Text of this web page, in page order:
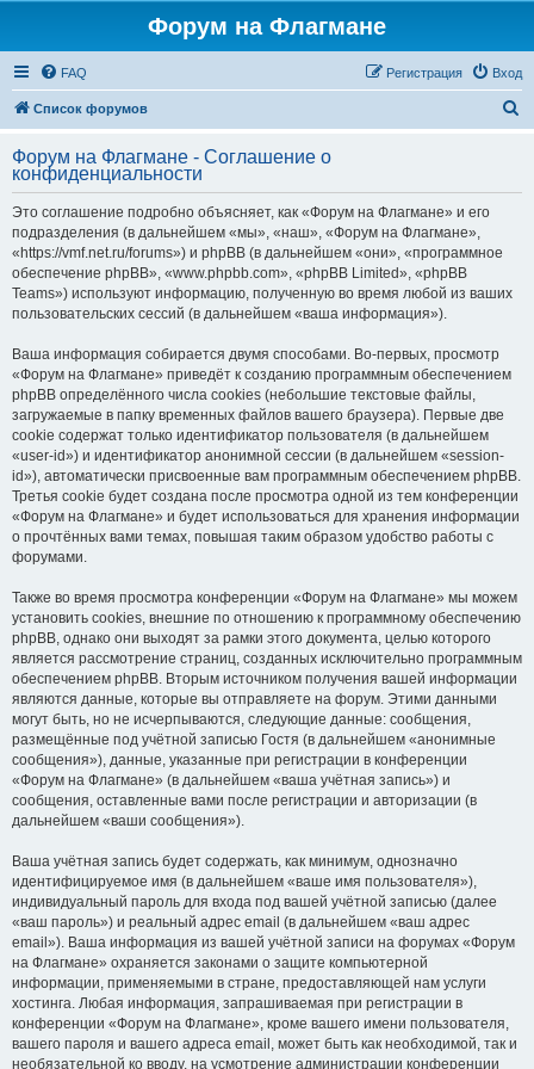
Форум на Флагмане
FAQ Вход
Регистрация
Список форумов
с
Форум на Флагмане - Соглашение о
конфиденциальности
Это соглашение подробно объясняет, как «Форум на Флагмане» и его
подразделения (в дальнейшем «мы», «наш», «Форум на Флагмане»,
«https://vmf.net.ru/forums») и phpBB (в дальнейшем «они», «программное
обеспечение phpBB», «www.phpbb.com», «phpBB Limited», «phpBB
Teams») используют информацию, полученную во время любой из ваших
пользовательских сессий (в дальнейшем «ваша информация»).
Ваша информация собирается двумя способами. Во-первых, просмотр
«Форум на Флагмане» приведёт к созданию программным обеспечением
phpBB определённого числа cookies (небольшие текстовые файлы,
загружаемые в папку временных файлов вашего браузера). Первые две
cookie содержат только идентификатор пользователя (в дальнейшем
«user-id») и идентификатор анонимной сессии (в дальнейшем «session-
id»), автоматически присвоенные вам программным обеспечением phpBB.
Третья cookie будет создана после просмотра одной из тем конференции
«Форум на Флагмане» и будет использоваться для хранения информации
о прочтённых вами темах, повышая таким образом удобство работы с
форумами.
Также во время просмотра конференции «Форум на Флагмане» мы можем
установить cookies, внешние по отношению к программному обеспечению
phpBB, однако они выходят за рамки этого документа, целью которого
является рассмотрение страниц, созданных исключительно программным
обеспечением phpBB. Вторым источником получения вашей информации
являются данные, которые вы отправляете на форум. Этими данными
могут быть, но не исчерпываются, следующие данные: сообщения,
размещённые под учётной записью Гостя (в дальнейшем «анонимные
сообщения»), данные, указанные при регистрации в конференции
«Форум на Флагмане» (в дальнейшем «ваша учётная запись») и
сообщения, оставленные вами после регистрации и авторизации (в
дальнейшем «ваши сообщения»).
Ваша учётная запись будет содержать, как минимум, однозначно
идентифицируемое имя (в дальнейшем «ваше имя пользователя»),
индивидуальный пароль для входа под вашей учётной записью (далее
«ваш пароль») и реальный адрес email (в дальнейшем «ваш адрес
email»). Ваша информация из вашей учётной записи на форумах «Форум
на Флагмане» охраняется законами о защите компьютерной
информации, применяемыми в стране, предоставляющей нам услуги
хостинга. Любая информация, запрашиваемая при регистрации в
конференции «Форум на Флагмане», кроме вашего имени пользователя,
вашего пароля и вашего адреса email, может быть как необходимой, так и
необязательной ко вводу, на усмотрение администрации конференции